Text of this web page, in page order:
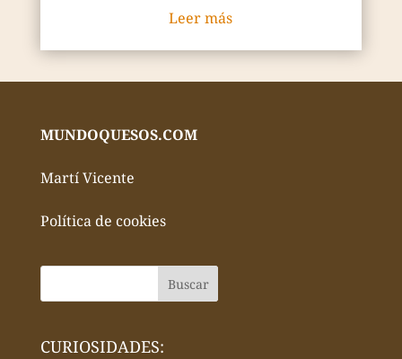
Leer más
MUNDOQUESOS.COM
Martí Vicente
Política de cookies
CURIOSIDADES: